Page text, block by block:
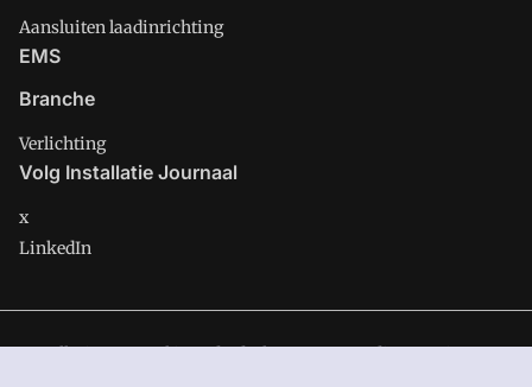
Aansluiten laadinrichting
EMS
Branche
Verlichting
Volg Installatie Journaal
x
LinkedIn
Installatie Journaal is onderdeel van VMN media. Lees inons